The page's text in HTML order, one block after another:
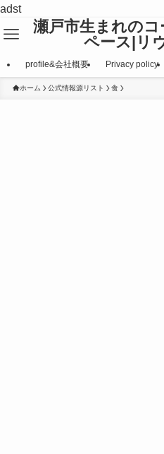
adst
瀬戸市生まれの
ペース|リ
profile&会社概要 Privacy policy
ホーム 公式情報源リスト 食